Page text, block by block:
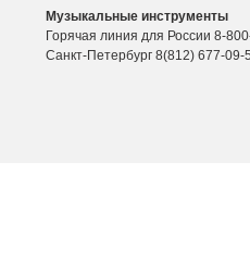
Музыкальные инструменты
Горячая линия для России 8-
Санкт-Петербург 8(812) 677-